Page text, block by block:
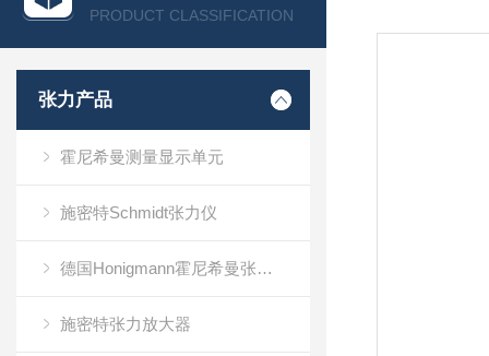
PRODUCT CLASSIFICATION
张力产品
霍尼希曼测量显示单元
施密特Schmidt张力仪
德国Honigmann霍尼希曼张力仪
施密特张力放大器